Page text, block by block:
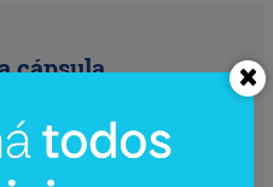
cápsula
en ecosistema)